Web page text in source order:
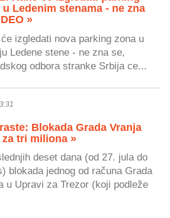
u Ledenim stenama - ne zna
»
izgledati nova parking zona u
Ledene stene - ne zna se,
odbora stranke Srbija ce...
Blokada Grada Vranja
za tri miliona »
deset dana (od 27. jula do
blokada jednog od računa Grada
u Upravi za Trezor (koji podleže